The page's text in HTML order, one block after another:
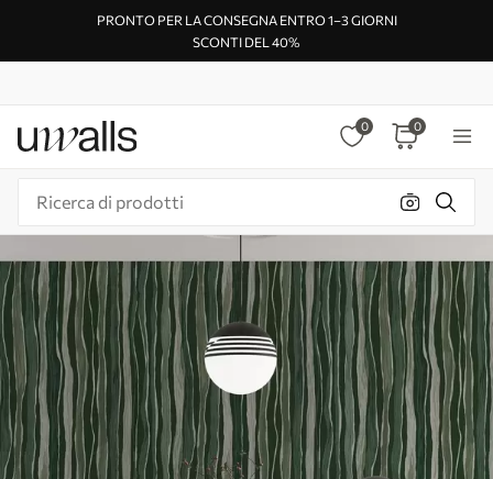
PRONTO PER LA CONSEGNA ENTRO 1–3 GIORNI
SCONTI DEL 40%
0 0